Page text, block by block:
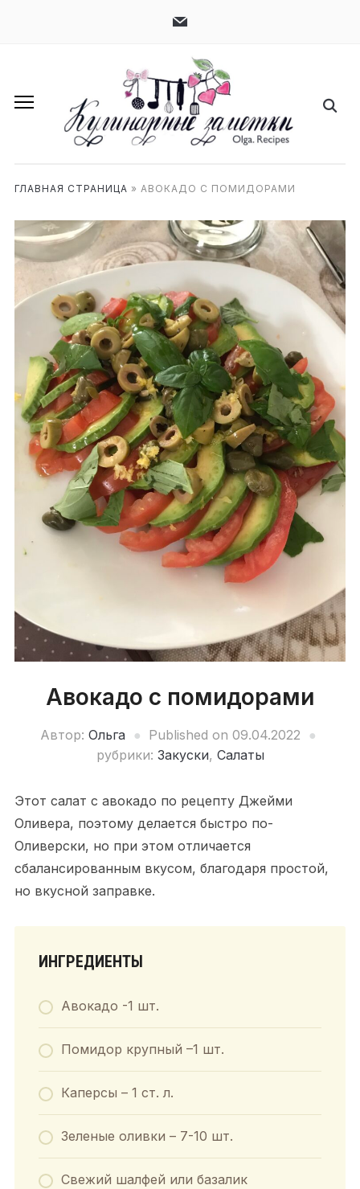
mail
ГЛАВНАЯ СТРАНИЦА » АВОКАДО С ПОМИДОРАМИ
Авокадо с помидорами
Автор: Ольга Published on 09.04.2022
рубрики: Закуски, Салаты
Этот салат с авокадо по рецепту Джейми
Оливера, поэтому делается быстро по-
Оливерски, но при этом отличается
сбалансированным вкусом, благодаря простой,
но вкусной заправке.
ИНГРЕДИЕНТЫ
Авокадо -1 шт.
Помидор крупный –1 шт.
Каперсы – 1 ст. л.
Зеленые оливки – 7-10 шт.
Свежий шалфей или базалик